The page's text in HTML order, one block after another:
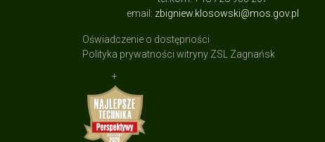
email: zbigniew.klosowski@mos.gov.pl
Oświadczenie o dostępności
Polityka prywatności witryny ZSL Zagnańsk
+